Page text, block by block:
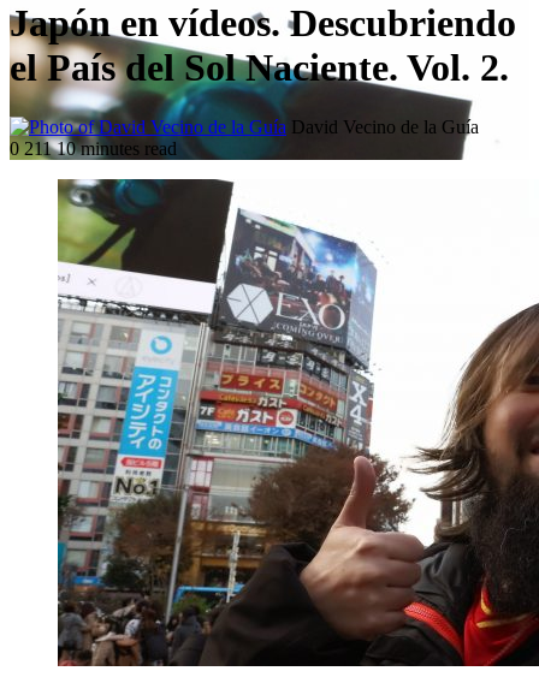
Japón en vídeos. Descubriendo
el País del Sol Naciente. Vol. 2.
David Vecino de la Guía
0 21110 minutes read